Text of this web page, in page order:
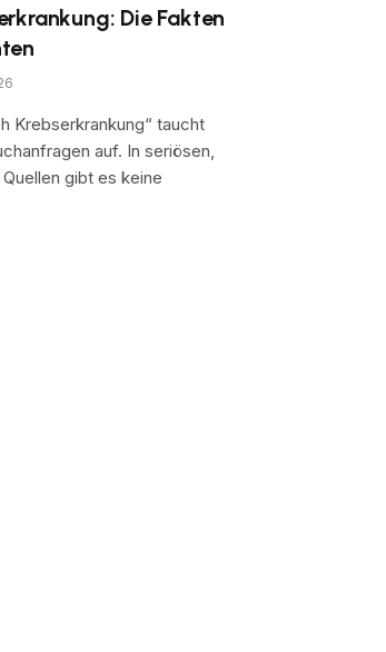
Die Fakten
Krebserkrankung“ taucht
auf. In seriösen,
gibt es keine